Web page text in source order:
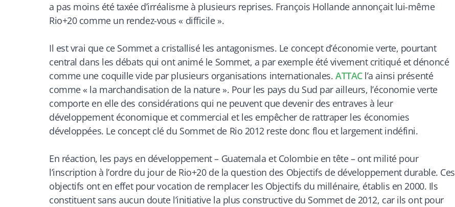
a pas moins été taxée d’irréalisme à plusieurs reprises. François Hollande annonçait lui-même
Rio+20 comme un rendez-vous « difficile ».
Il est vrai que ce Sommet a cristallisé les antagonismes. Le concept d’économie verte, pourtant
central dans les débats qui ont animé le Sommet, a par exemple été vivement critiqué et dénoncé
comme une coquille vide par plusieurs organisations internationales. ATTACl’a ainsi présenté
comme « la marchandisation de la nature ». Pour les pays du Sud par ailleurs, l’économie verte
comporte en elle des considérations qui ne peuvent que devenir des entraves à leur
développement économique et commercial et les empêcher de rattraper les économies
développées. Le concept clé du Sommet de Rio 2012 reste donc flou et largement indéfini.
En réaction, les pays en développement – Guatemala et Colombie en tête – ont milité pour
l’inscription à l’ordre du jour de Rio+20 de la question des Objectifs de développement durable. Ces
objectifs ont en effet pour vocation de remplacer les Objectifs du millénaire, établis en 2000. Ils
constituent sans aucun doute l’initiative la plus constructive du Sommet de 2012, car ils ont pour